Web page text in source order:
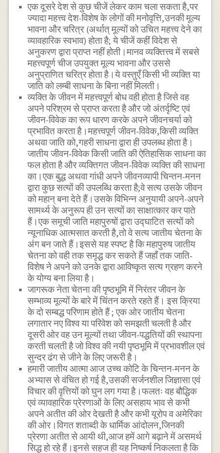
एक दूसरे देश से कुछ चीजें लेकर काम चला सकता है,पर
ज्यादा महत्त्व देश-विशेष के लोगों की मनोवृत्ति,उनकी मूल्य
भावना और चरित्र (अर्थात् मूल्यों को उचित महत्त्व देने का
व्यावहारिक स्वभाव) होता है; ये चीजें कहीं विदेश से
अनुकरण द्वारा प्राप्त नहीं होती।मानव व्यक्तित्त्व में सबसे
महत्त्वपूर्ण चीज उपयुक्त मूल्य भावना और उससे
अनुप्राणित चरित्र होता है।ये वस्तुएँ किसी भी व्यक्ति या
जाति को लम्बी साधना के बिना नहीं मिलती।
व्यक्ति के जीवन में महत्त्वपूर्ण बोध वही होता है जिसे वह
अपने परिश्रम से प्राप्त करता है और जो अंतर्दृष्टि एवं
जीवन-विवेक का रूप धारण करके अपने जीवनचर्या को
प्रभावित करता है।महत्त्वपूर्ण जीवन-विवेक,किसी व्यक्ति
अथवा जाति को,गहरी साधना द्वारा ही उपलब्ध होता है।
जातीय जीवन-विवेक किसी जाति की ऐतिहासिक साधना का
फल होता है और व्यक्तिगत जीवन-विवेक व्यक्ति की साधना
का।एक बुद्ध अथवा गांधी अपने जीवनव्यापी चिन्तन-मनन
द्वारा कुछ सत्यों की उपलब्धि करता है;वे सत्य उसके जीवन
को महान् बना देते हैं।उसके विभिन्न अनुयायी अपने-अपने
सामर्थ्य के अनुरूप ही उन सत्यों का साक्षात्कार कर पाते
हैं।एक समूची जाति महापुरुषों द्वारा उद्घाटित सत्यों को
न्यूनाधिक आत्मसात करती है,तो वे सत्य जातीय चेतना के
अंग बन जाते हैं।इससे यह स्पष्ट है कि महापुरुष जातीय
चेतना को वही तक समृद्ध कर सकते हैं जहाँ तक जाति-
विशेष ने अपने को उनके द्वारा आविष्कृत सत्य ग्रहण करने
के योग्य बना लिया है।
जागरूक नेता चेतना की पृष्ठभूमि में निरंतर जीवन के
सम्भाव्य मूल्यों के बारे में चिंतन करते रहते हैं। इस क्रिया
के दो सम्बद्ध परिणाम होते हैं ; एक ओर जातीय चेतना
लगातार नए विश्व या परिवेश को समझती चलती है और
दूसरी ओर वह उन मूल्यों तथा जीवन-पद्धतियों की स्थापना
करती चलती है जो विश्व की नयी पृष्ठभूमि में प्रभावशील एवं
सुन्दर ढंग से जीने के लिए जरूरी है।
हमारी जातीय आत्मा आज उच्च कोटि के चिन्तन-मनन के
अभ्यास से वंचित हो गई है,उसकी सर्जनशील जिज्ञासा एवं
विचार की वृत्तियों को घुन लग गया है।फलतः वह बौद्धिक
एवं व्यावहारिक प्रेरणाओं के लिए असहाय भाव से कभी
अपने अतीत की ओर देखती है और कभी यूरोप व अमेरिका
की ओर।विगत शताब्दी के धार्मिक आंदोलन,जिनकी
प्रेरणा अतीत से आयी थी,आज हमें आगे बढ़ाने में असमर्थ
सिद्ध हो रहे हैं।इनसे सहज ही यह निष्कर्ष निकलता है कि